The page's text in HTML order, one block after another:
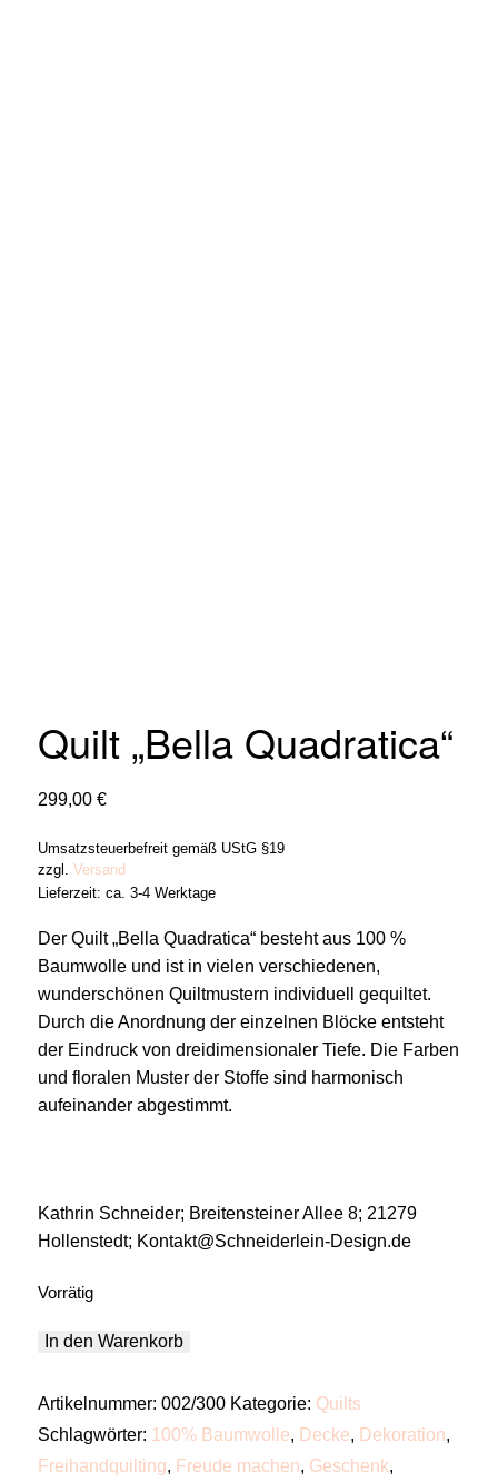
Quilt „Bella Quadratica“
299,00€
Umsatzsteuerbefreit gemäß UStG §19
zzgl.Versand
Lieferzeit: ca. 3-4 Werktage
Der Quilt „Bella Quadratica“ besteht aus 100 %
Baumwolle und ist in vielen verschiedenen,
wunderschönen Quiltmustern individuell gequiltet.
Durch die Anordnung der einzelnen Blöcke entsteht
der Eindruck von dreidimensionaler Tiefe. Die Farben
und floralen Muster der Stoffe sind harmonisch
aufeinander abgestimmt.
Kathrin Schneider; Breitensteiner Allee 8; 21279
Hollenstedt; Kontakt@Schneiderlein-Design.de
Vorrätig
Quilt
Menge
In den Warenkorb
Artikelnummer:002/300 Kategorie: Quilts
Schlagwörter: 100% Baumwolle, Decke, Dekoration,
Freihandquilting, Freude machen, Geschenk,